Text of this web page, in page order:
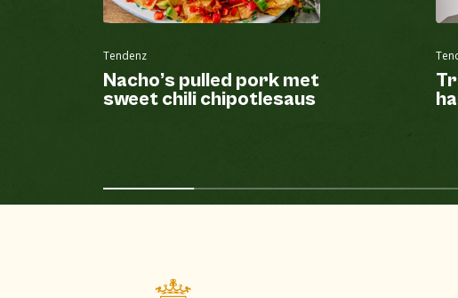
Tendenz
Nacho’s pulled pork met
sweet chili chipotlesaus